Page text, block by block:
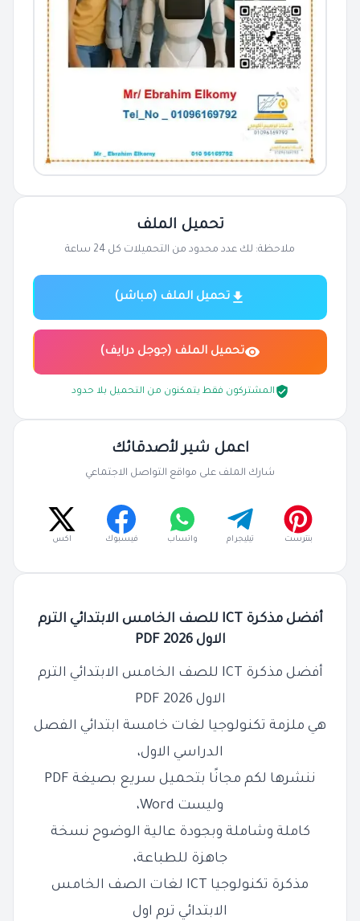
أفضل مذكرة ICT للصف الخامس الابتدائي الترم
الاول 2026 PDF
أفضل مذكرة ICT للصف الخامس الابتدائي الترم
الاول 2026 PDF
هي ملزمة تكنولوجيا لغات خامسة ابتدائي الفصل
الدراسي الاول،
ننشرها لكم مجانًا بتحميل سريع بصيغة PDF
وليست Word،
كاملة وشاملة وبجودة عالية الوضوح نسخة
جاهزة للطباعة،
مذكرة تكنولوجيا ICT لغات الصف الخامس
الابتدائي ترم اول
تحميل الملف
ملاحظة: لك عدد محدود من التحميلات كل 24 ساعة
تحميل الملف (مباشر)
تحميل الملف (جوجل درايف)
المشتركون فقط يتمكنون من التحميل بلا حدود
اعمل شير لأصدقائك
شارك الملف على مواقع التواصل الاجتماعي
بنترست تيليجرام واتساب فيسبوك اكس